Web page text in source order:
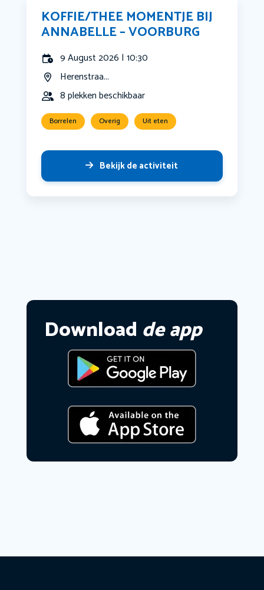
KOFFIE/THEE MOMENTJE BIJ
ANNABELLE – VOORBURG
9 August 2026 | 10:30
Herenstraa...
8 plekken beschikbaar
Borrelen Overig Uit eten
Bekijk de activiteit
Download de app